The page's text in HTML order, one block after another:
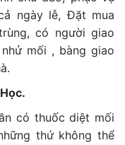
ngày lễ, Đặt mua
có người giao
mối , bàng giao
có thuốc diệt mối
thứ không thể